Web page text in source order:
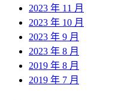
2023 年 11 月
2023 年 10 月
2023 年 9 月
2023 年 8 月
2019 年 8 月
2019 年 7 月